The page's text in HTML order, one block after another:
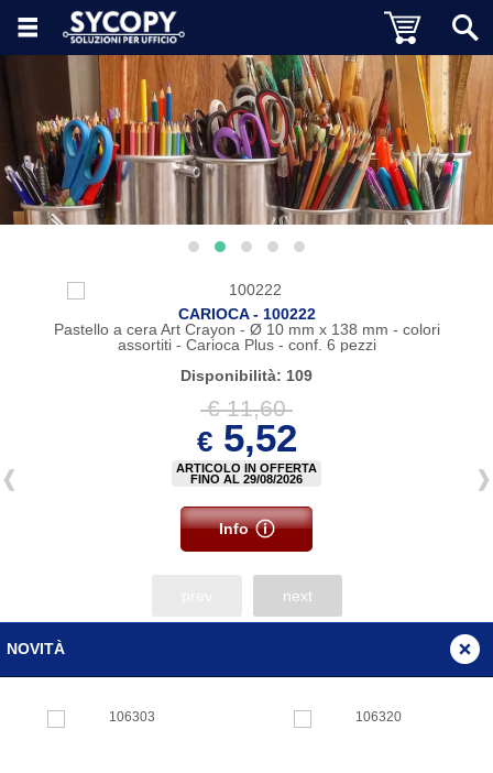
CARIOCA - 100222
Pastello a cera Art Crayon - Ø 10 mm x 138 mm - colori
assortiti - Carioca Plus - conf. 6 pezzi
Disponibilità: 109
€ 11,60
€5,52
ARTICOLO IN OFFERTA
FINO AL 29/08/2026
Info
next
NOVITÀ